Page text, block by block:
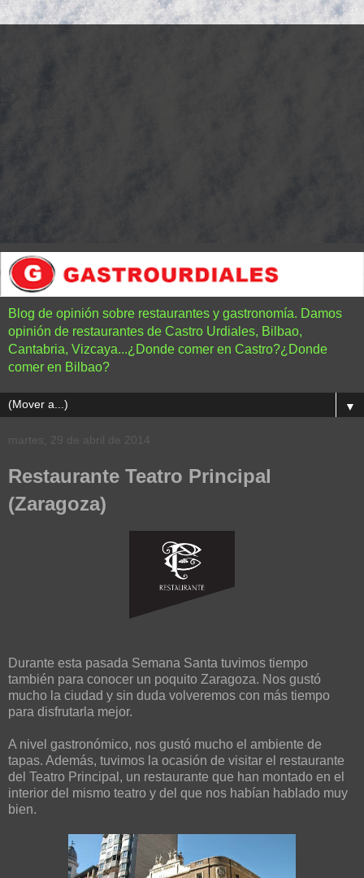
Blog de opinión sobre restaurantes y gastronomía. Damos
opinión de restaurantes de Castro Urdiales, Bilbao,
Cantabria, Vizcaya...¿Donde comer en Castro?¿Donde
comer en Bilbao?
▼
martes, 29 de abril de 2014
Restaurante Teatro Principal
(Zaragoza)
Durante esta pasada Semana Santa tuvimos tiempo
también para conocer un poquito Zaragoza. Nos gustó
mucho la ciudad y sin duda volveremos con más tiempo
para disfrutarla mejor.
A nivel gastronómico, nos gustó mucho el ambiente de
tapas. Además, tuvimos la ocasión de visitar el restaurante
del Teatro Principal, un restaurante que han montado en el
interior del mismo teatro y del que nos habían hablado muy
bien.